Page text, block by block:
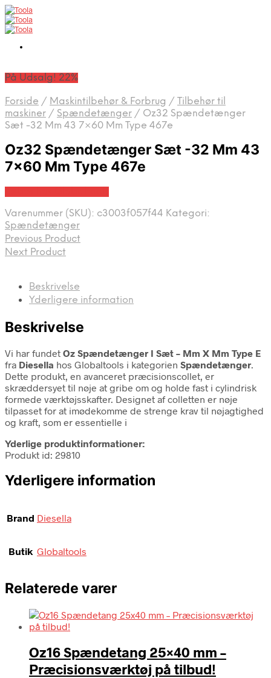
På Udsalg! 22%
Forside / Maskintilbehør & Forbrug / Tilbehør til
maskiner / Spændetænger / Oz32 Spændetænger
Sæt -32 Mm 43 7×60 Mm Type 467e
Oz32 Spændetænger Sæt -32 Mm 43
7×60 Mm Type 467e
Varenummer (SKU): c3003f057f44 Kategori:
Spændetænger
Previous Product
Next Product
Beskrivelse
Yderligere information
Beskrivelse
Vi har fundet Oz Spændetænger I Sæt – Mm X Mm Type E
fra Diesella hos Globaltools i kategorien Spændetænger.
Dette produkt, en avanceret præcisionscollet, er
skræddersyet til nøje at gribe om og holde fast i cylindrisk
formede værktøjsskafter. Designet af colletten er nøje
tilpasset for at imødekomme de strenge krav til nøjagtighed
og kraft, som er essentielle i
Yderlige produktinformationer:
Produkt id: 29810
Yderligere information
Brand Diesella
Butik Globaltools
Relaterede varer
Oz16 Spændetang 25×40 mm –
Præcisionsværktøj på tilbud!